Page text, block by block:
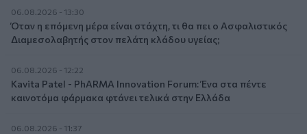
06.08.2026 - 13:30
Όταν η επόμενη μέρα είναι στάχτη, τι θα πει ο Ασφαλιστικός
Διαμεσολαβητής στον πελάτη κλάδου υγείας;
06.08.2026 - 12:22
Kavita Patel - PhARMA Innovation Forum: Ένα στα πέντε
καινοτόμα φάρμακα φτάνει τελικά στην Ελλάδα
06.08.2026 - 11:37